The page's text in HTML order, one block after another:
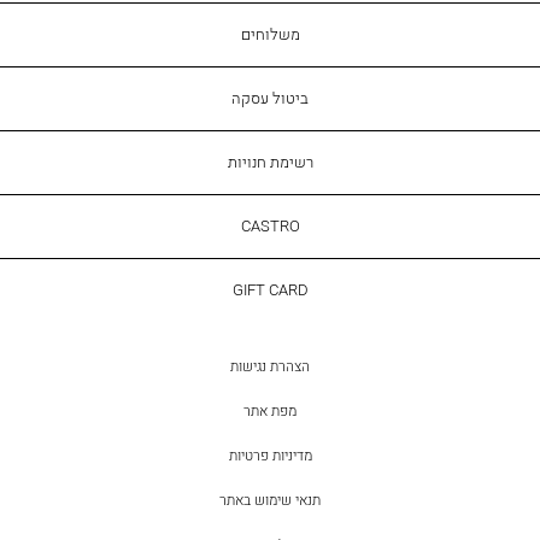
משלוחים
ביטול עסקה
רשימת חנויות
CASTRO
CASTRO
GIFT
GIFT CARD
הצהרת נגישות
מפת אתר
מדיניות פרטיות
תנאי שימוש באתר